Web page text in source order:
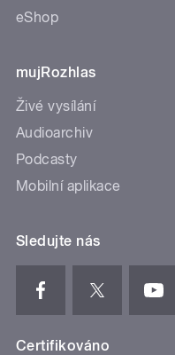
eShop
mujRozhlas
Živé vysílání
Audioarchiv
Podcasty
Mobilní aplikace
Sledujte nás
Certifikováno